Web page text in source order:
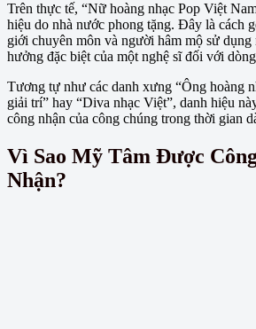
Trên thực tế, “Nữ hoàng nhạc Pop Việt
hiệu do nhà nước phong tặng. Đây là cách
giới chuyên môn và người hâm mộ sử dụng
hưởng đặc biệt của một nghệ sĩ đối với
Tương tự như các danh xưng “Ông hoàng
giải trí” hay “Diva nhạc Việt”, danh hiệu
công nhận của công chúng trong thời gian
Vì Sao Mỹ Tâm Được
Nhận?